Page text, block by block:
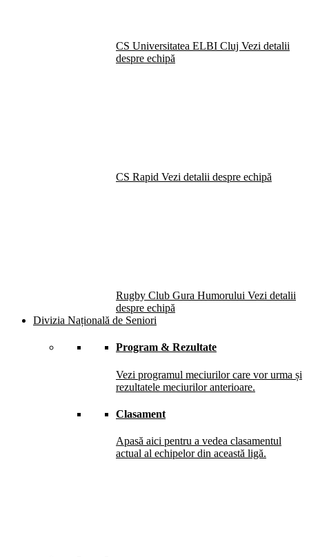
CS Universitatea ELBI Cluj Vezi detalii
despre echipă
CS Rapid Vezi detalii despre echipă
Rugby Club Gura Humorului Vezi detalii
despre echipă
Divizia Națională de Seniori
Program & Rezultate
Vezi programul meciurilor care vor urma și
rezultatele meciurilor anterioare.
Clasament
Apasă aici pentru a vedea clasamentul
actual al echipelor din această ligă.